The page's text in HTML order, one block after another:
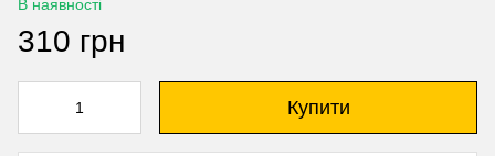
В наявності
310 грн
Купити